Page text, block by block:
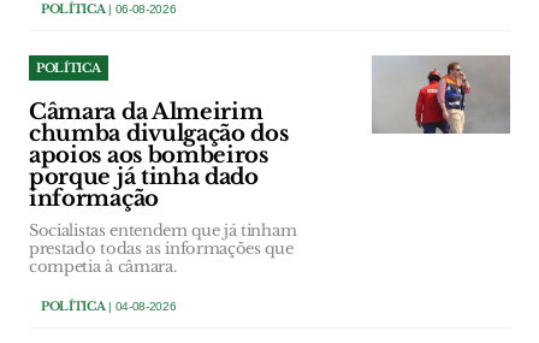
POLÍTICA| 06-08-2026
POLÍTICA
Câmara da Almeirim
chumba divulgação dos
apoios aos bombeiros
porque já tinha dado
informação
Socialistas entendem que já tinham
prestado todas as informações que
competia à câmara.
POLÍTICA| 04-08-2026